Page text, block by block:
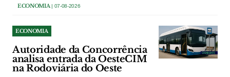
ECONOMIA | 07-08-2026
ECONOMIA
Autoridade da Concorrência
analisa entrada da OesteCIM
na Rodoviária do Oeste